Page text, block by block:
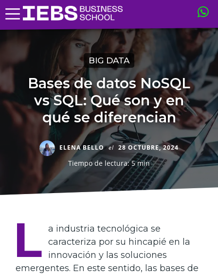
BIG DATA
Bases de datos NoSQL
vs SQL: Qué son y en
qué se diferencian
ELENA BELLO el 28 OCTUBRE, 2024
Tiempo de lectura: 5 min
L a industria tecnológica se
caracteriza por su hincapié en la
innovación y las soluciones
emergentes. En este sentido, las bases de